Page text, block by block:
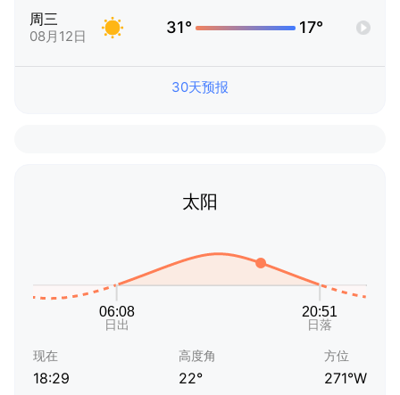
周三
08月12日 31° 17°
30天预报
太阳
现在
18:29
高度角
22°
方位
271°W